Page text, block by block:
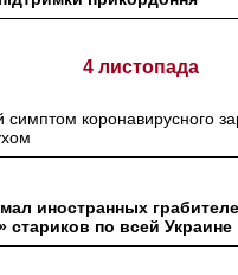
4 листопада
симптом коронавирусного
иностранных
стариков по всей Украине